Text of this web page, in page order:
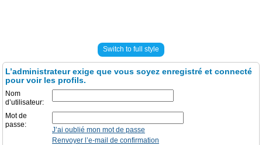
Switch to full style
L’administrateur exige que vous soyez enregistré et connecté
pour voir les profils.
Nom
d’utilisateur:
Mot de
passe:
J’ai oublié mon mot de passe
Renvoyer l’e-mail de confirmation